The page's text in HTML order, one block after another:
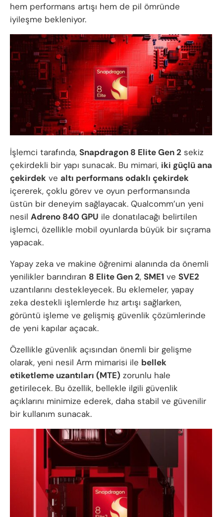
hem performans artışı hem de pil ömründe
iyileşme bekleniyor.
İşlemci tarafında, Snapdragon 8 Elite Gen 2 sekiz
çekirdekli bir yapı sunacak. Bu mimari, iki güçlü ana
çekirdek ve altı performans odaklı çekirdek
içererek, çoklu görev ve oyun performansında
üstün bir deneyim sağlayacak. Qualcomm’un yeni
nesil Adreno 840 GPU ile donatılacağı belirtilen
işlemci, özellikle mobil oyunlarda büyük bir sıçrama
yapacak.
Yapay zeka ve makine öğrenimi alanında da önemli
yenilikler barındıran 8 Elite Gen 2, SME1 ve SVE2
uzantılarını destekleyecek. Bu eklemeler, yapay
zeka destekli işlemlerde hız artışı sağlarken,
görüntü işleme ve gelişmiş güvenlik çözümlerinde
de yeni kapılar açacak.
Özellikle güvenlik açısından önemli bir gelişme
olarak, yeni nesil Arm mimarisi ile bellek
etiketleme uzantıları (MTE) zorunlu hale
getirilecek. Bu özellik, bellekle ilgili güvenlik
açıklarını minimize ederek, daha stabil ve güvenilir
bir kullanım sunacak.